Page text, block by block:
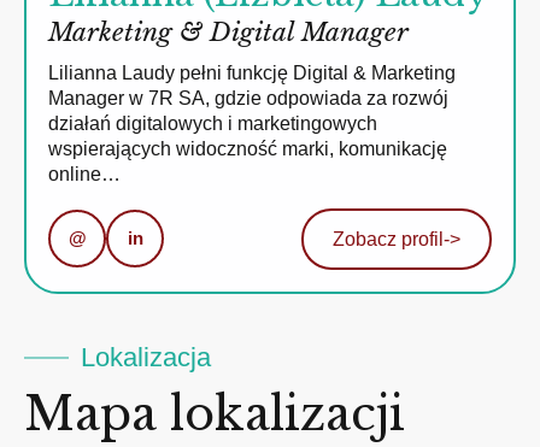
Marketing & Digital Manager
Lilianna Laudy pełni funkcję Digital & Marketing
Manager w 7R SA, gdzie odpowiada za rozwój
działań digitalowych i marketingowych
wspierających widoczność marki, komunikację
online…
@ in Zobacz profil ->
Lokalizacja
Mapa lokalizacji